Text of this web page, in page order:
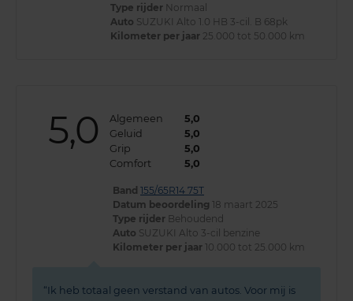
Type rijder Normaal
Auto SUZUKI Alto 1.0 HB 3-cil. B 68pk
Kilometer per jaar 25.000 tot 50.000 km
5,0 Algemeen
5,0
Geluid
5,0
Grip
5,0
Comfort
5,0
Band 155/65R14 75T
Datum beoordeling 18 maart 2025
Type rijder Behoudend
Auto SUZUKI Alto 3-cil benzine
Kilometer per jaar 10.000 tot 25.000 km
Ik heb totaal geen verstand van autos. Voor mij is